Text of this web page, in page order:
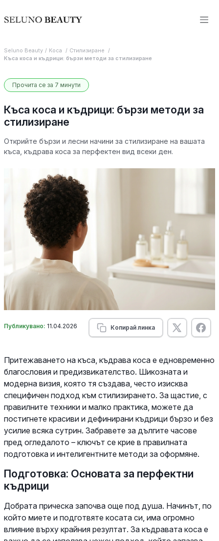
Seluno Beauty Коса
Стилизиране
Къса коса и къдрици: бързи методи за стилизиране
Прочита се за 7 минути
Къса коса и къдрици: бързи методи за
стилизиране
Открийте бързи и лесни начини за стилизиране на вашата
къса, къдрава коса за перфектен вид всеки ден.
Публикувано: 11.04.2026 Копирай линка
Притежаването на къса, къдрава коса е едновременно
благословия и предизвикателство. Шикозната и
модерна визия, която тя създава, често изисква
специфичен подход към стилизирането. За щастие, с
правилните техники и малко практика, можете да
постигнете красиви и дефинирани къдрици бързо и без
усилие всяка сутрин. Забравете за дългите часове
пред огледалото – ключът се крие в правилната
подготовка и интелигентните методи за оформяне.
Подготовка: Основата за перфектни
къдрици
Добрата прическа започва още под душа. Начинът, по
който миете и подготвяте косата си, има огромно
влияние върху крайния резултат. За къдравата коса е